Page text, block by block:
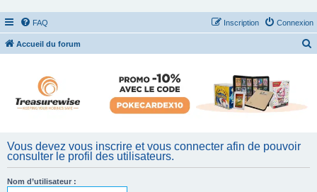
FAQ Connexion
Inscription
Accueil du forum
Vous devez vous inscrire et vous connecter afin de pouvoir
consulter le profil des utilisateurs.
Nom d’utilisateur :